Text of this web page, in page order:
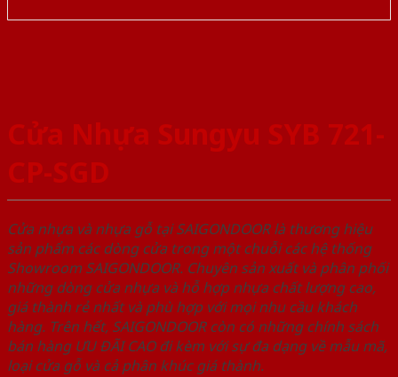
Cửa Nhựa Sungyu SYB 721-
CP-SGD
Cửa nhựa và nhựa gỗ tại SAIGONDOOR là thương hiệu
sản phẩm các dòng cửa trong một chuỗi các hệ thống
Showroom SAIGONDOOR. Chuyên sản xuất và phân phối
những dòng cửa nhựa và hỗ hợp nhựa chất lượng cao,
giá thành rẻ nhất và phù hợp với mọi nhu cầu khách
hàng. Trên hết, SAIGONDOOR còn có những chính sách
bán hàng ƯU ĐÃI CAO đi kèm với sự đa dạng về mẫu mã,
loại cửa gỗ và cả phân khúc giá thành.